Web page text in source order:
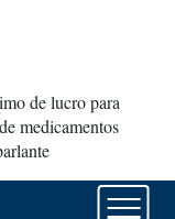
de lucro para
medicamentos